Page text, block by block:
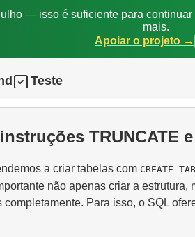
— isso é suficiente para continuar
mais.
Apoiar o projeto →
Teste
TRUNCATE
a criar tabelas com CREATE
não apenas criar a estrutura,
Para isso, o SQL